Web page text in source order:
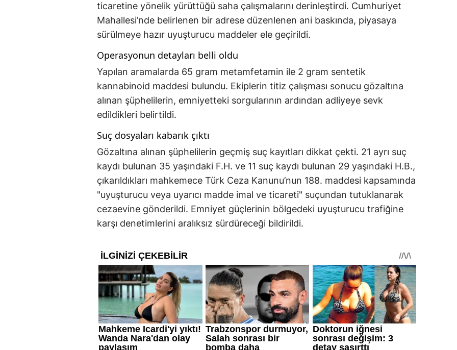
ticaretine yönelik yürüttüğü saha çalışmalarını derinleştirdi. Cumhuriyet
Mahallesi’nde belirlenen bir adrese düzenlenen ani baskında, piyasaya
sürülmeye hazır uyuşturucu maddeler ele geçirildi.
Operasyonun detayları belli oldu
Yapılan aramalarda 65 gram metamfetamin ile 2 gram sentetik
kannabinoid maddesi bulundu. Ekiplerin titiz çalışması sonucu gözaltına
alınan şüphelilerin, emniyetteki sorgularının ardından adliyeye sevk
edildikleri belirtildi.
Suç dosyaları kabarık çıktı
Gözaltına alınan şüphelilerin geçmiş suç kayıtları dikkat çekti. 21 ayrı suç
kaydı bulunan 35 yaşındaki F.H. ve 11 suç kaydı bulunan 29 yaşındaki H.B.,
çıkarıldıkları mahkemece Türk Ceza Kanunu’nun 188. maddesi kapsamında
"uyuşturucu veya uyarıcı madde imal ve ticareti" suçundan tutuklanarak
cezaevine gönderildi. Emniyet güçlerinin bölgedeki uyuşturucu trafiğine
karşı denetimlerini aralıksız sürdüreceği bildirildi.